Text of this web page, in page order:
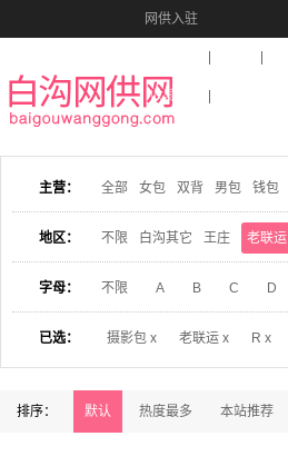
网供入驻
收藏本站
主营： 全部 女包 双背 男包 钱包
地区： 不限 白沟其它 王庄 老联运
字母： 不限 A B C D
已选： 摄影包 x 老联运 x R x
排序： 默认 热度最多 本站推荐